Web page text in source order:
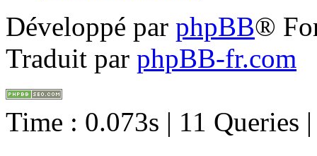
Développé par phpBB®
Traduit par phpBB-fr.com
Time : 0.073s | 11 Queries